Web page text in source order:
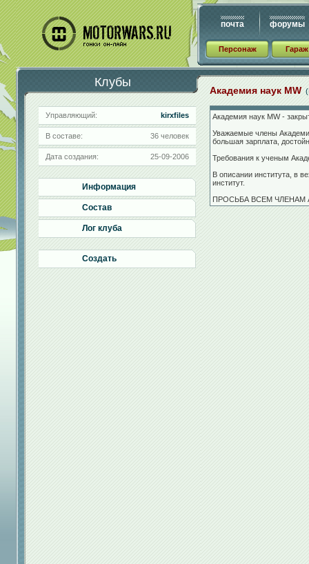
почта форумы
Персонаж Гараж
Клубы
Управляющий: kirxfiles
В составе: 36 человек
Дата создания: 25-09-2006
Информация
Состав
Лог клуба
Создать
Академия наук MW
Академия наук MW -
Уважаемые члены
большая зарплата,
Требования к ученым
В описании института, в
институт.
ПРОСЬБА ВСЕМ